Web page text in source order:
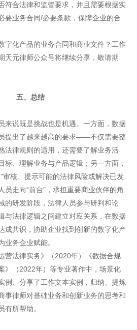
符合法律和监管要求，并且需要根据实
要业务合同/必要条款，保障企业的合
字化产品的业务合同和商业文件？工作
天元律师公众号将继续分享，敬请期
五、总结
来说既是挑战也是机遇。一方面，数据
提出了越来越高的要求——不仅需要整
法律规则的适用，还需要了解业务活
标、理解业务与产品逻辑；另一方面，
审核、提示可能的法律风险或解决已发
员走向“前台”，承担重要商业伙伴的角
的研发阶段，法律人员参与研判和论
与法律逻辑之间建立对应关系，在数据
成共识，协助企业找到创新的数字化产
业务企业赋能。
营法律实务》（2020年）《数据合规
》（2022年）等专业著作中，场景化
例、分享了工作文本实例，归纳、提炼
事律师对基础业务和创新业务的思考和
有所帮助。